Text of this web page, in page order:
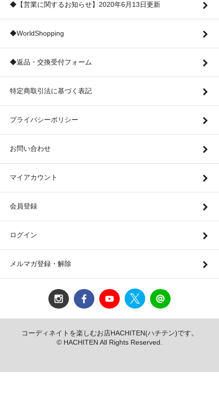
◆【営業に関するお知らせ】2020年6月13日更新
◆WorldShopping
◆返品・交換受付フォーム
特定商取引法に基づく表記
プライバシーポリシー
お問い合わせ
マイアカウント
会員登録
ログイン
メルマガ登録・解除
コーディネイトを楽しむお店HACHITEN(ハチテン)です。
© HACHITEN All Rights Reserved.